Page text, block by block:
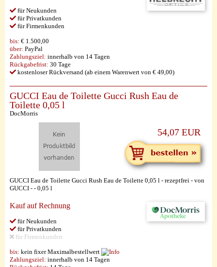
für Neukunden
für Privatkunden
für Firmenkunden
bis: € 1.500,00
über: PayPal
Zahlungsziel: innerhalb von 14 Tagen
Rückgabefrist: 30 Tage
kostenloser Rückversand (ab einem Warenwert von € 49,00)
GUCCI Eau de Toilette Gucci Rush Eau de
Toilette 0,05 l
DocMorris
54,07 EUR
GUCCI Eau de Toilette Gucci Rush Eau de Toilette 0,05 l - rezeptfrei - von
GUCCI - - 0,05 l
Kauf auf Rechnung
für Neukunden
für Privatkunden
für Firmenkunden
bis: kein fixer Maximalbestellwert
Zahlungsziel: innerhalb von 14 Tagen